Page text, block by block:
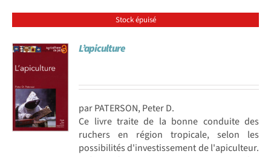
Stock épuisé
L’apiculture
par PATERSON, Peter D.
Ce livre traite de la bonne conduite des
ruchers en région tropicale, selon les
possibilités d'investissement de l'apiculteur.